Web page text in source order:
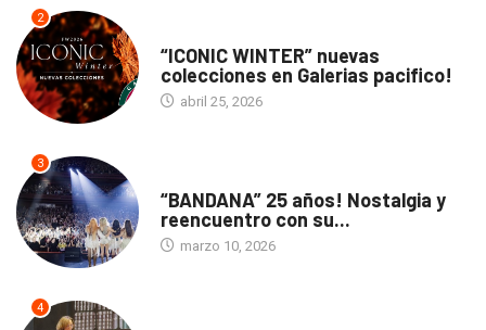
2
“ICONIC WINTER” nuevas
colecciones en Galerias pacifico!
abril 25, 2026
3
“BANDANA” 25 años! Nostalgia y
reencuentro con su...
marzo 10, 2026
4